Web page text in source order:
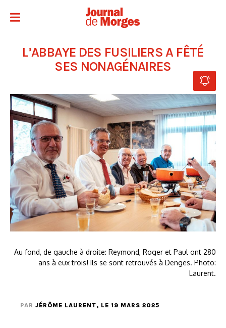
L’ABBAYE DES FUSILIERS A FÊTÉ
SES NONAGÉNAIRES
Au fond, de gauche à droite: Reymond, Roger et Paul ont 280
ans à eux trois! Ils se sont retrouvés à Denges. Photo:
Laurent.
PAR JÉRÔME LAURENT, LE 19 MARS 2025